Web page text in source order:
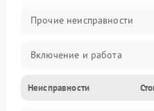
Прочие неисправности
Включение и работа
Работа с нагрузкой
Неисправности